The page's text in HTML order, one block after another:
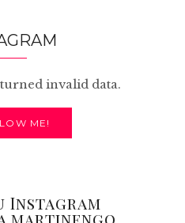
invalid data.
ME!
Instagram